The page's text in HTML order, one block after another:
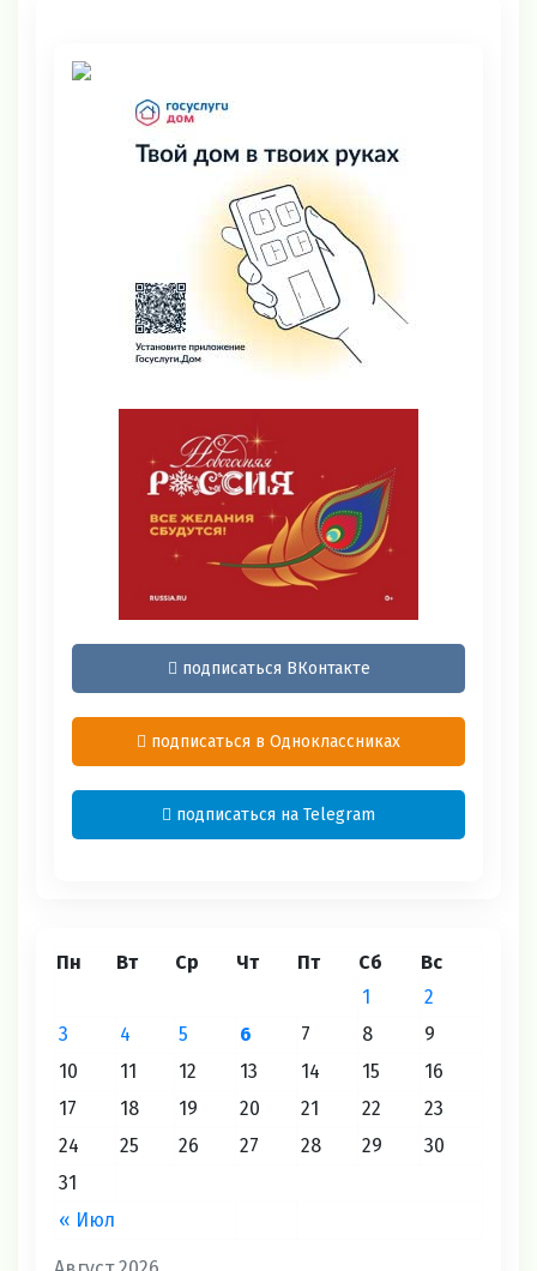
подписаться ВКонтакте
подписаться в Одноклассниках
подписаться на Telegram
Пн Вт Ср Чт Пт Сб Вс
« Июл
1
2
3
4 5 6 7 8
9
10
11 12 13 14 15
16
17
18 19 20 21 22
23
24
25 26 27 28 29
30
31